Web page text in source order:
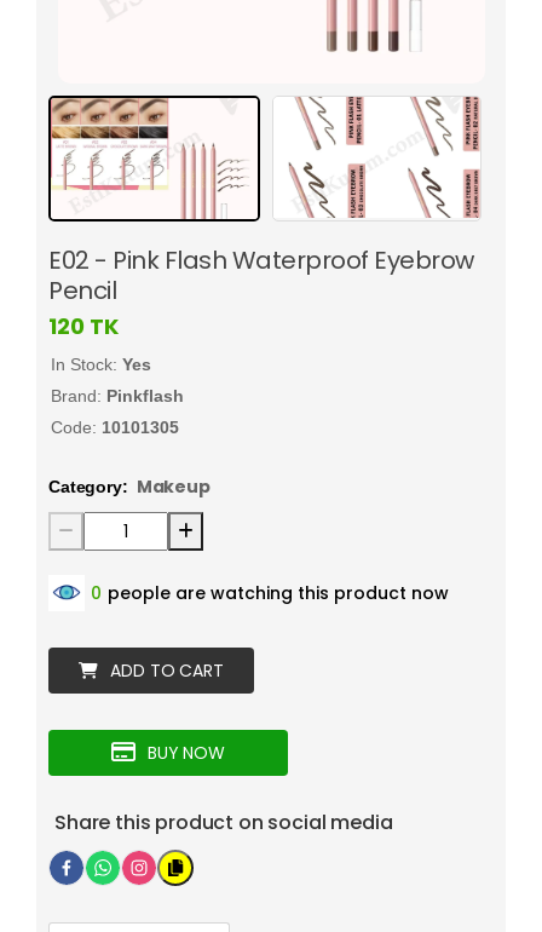
E02 - Pink Flash Waterproof Eyebrow
Pencil
120 TK
In Stock: Yes
Brand: Pinkflash
Code: 10101305
Category: Makeup
0 people are watching this product now
ADD TO CART
BUY NOW
Share this product on social media